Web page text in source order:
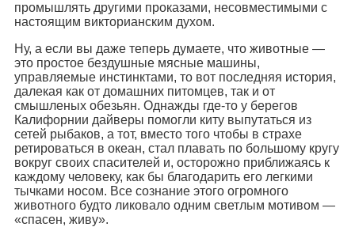
промышлять другими проказами, несовместимыми с
настоящим викторианским духом.
Ну, а если вы даже теперь думаете, что животные —
это простое бездушные мясные машины,
управляемые инстинктами, то вот последняя история,
далекая как от домашних питомцев, так и от
смышленых обезьян. Однажды где-то у берегов
Калифорнии дайверы помогли киту выпутаться из
сетей рыбаков, а тот, вместо того чтобы в страхе
ретироваться в океан, стал плавать по большому кругу
вокруг своих спасителей и, осторожно приближаясь к
каждому человеку, как бы благодарить его легкими
тычками носом. Все сознание этого огромного
животного будто ликовало одним светлым мотивом —
«спасен, живу».